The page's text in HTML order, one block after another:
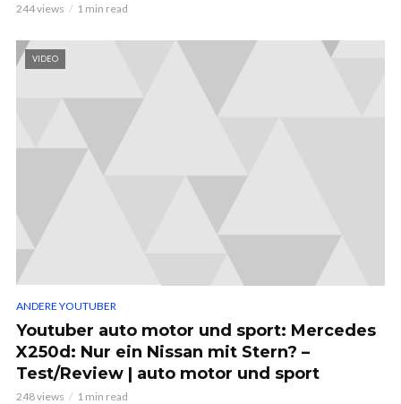
244 views 1 min read
VIDEO
ANDERE YOUTUBER
Youtuber auto motor und sport: Mercedes
X250d: Nur ein Nissan mit Stern? –
Test/Review | auto motor und sport
248 views 1 min read